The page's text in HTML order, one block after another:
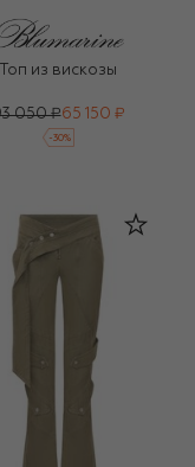
Топ из вискозы
050 ₽65 150 ₽
-30%